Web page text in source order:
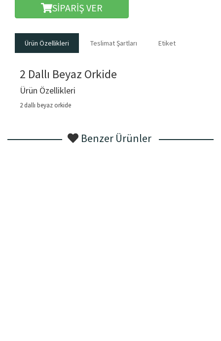
SİPARİŞ VER
Ürün Özellikleri Teslimat Şartları Etiket
2 Dallı Beyaz Orkide
Ürün Özellikleri
2 dallı beyaz orkide
Benzer Ürünler